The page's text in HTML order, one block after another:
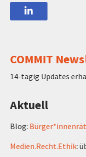
COMMIT
14-tägig Updates
Aktuell
Blog:
Medien.Recht.Ethik: